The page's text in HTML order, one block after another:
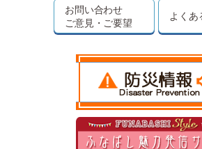
お問い合わせ
ご意見・ご要望
よくあ